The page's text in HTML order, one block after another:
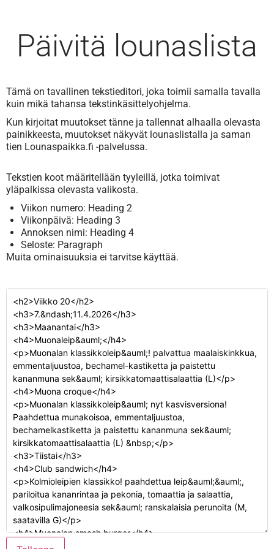
Päivitä lounaslista
Tämä on tavallinen tekstieditori, joka toimii samalla tavalla
kuin mikä tahansa tekstinkäsittelyohjelma.
Kun kirjoitat muutokset tänne ja tallennat alhaalla olevasta
painikkeesta, muutokset näkyvät lounaslistalla ja saman
tien Lounaspaikka.fi -palvelussa.
Tekstien koot määritellään tyyleillä, jotka toimivat
yläpalkissa olevasta valikosta.
Viikon numero: Heading 2
Viikonpäivä: Heading 3
Annoksen nimi: Heading 4
Seloste: Paragraph
Muita ominaisuuksia ei tarvitse käyttää.